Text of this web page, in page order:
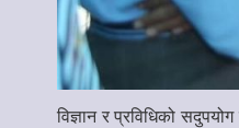
विज्ञान र प्रविधिको